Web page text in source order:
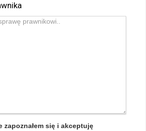
zapoznałem się i akceptuję